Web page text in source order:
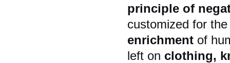
principle of
customized for
enrichment of
left on clothing,